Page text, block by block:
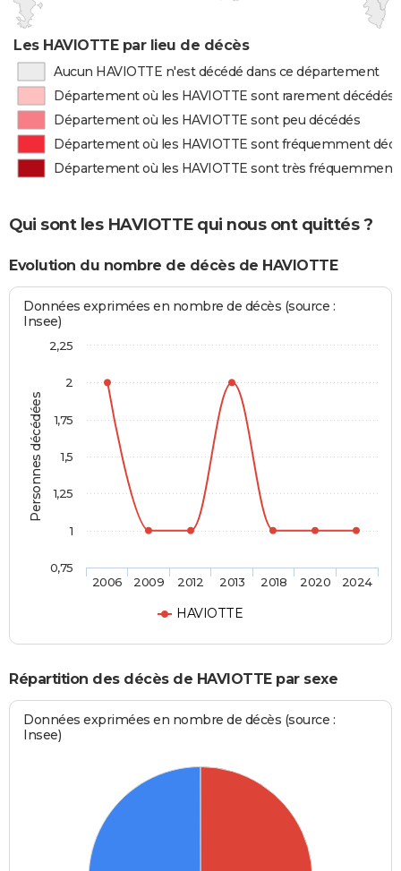
Les HAVIOTTE par lieu de décès
Aucun HAVIOTTE n'est décédé dans ce département
Département où les HAVIOTTE sont rarement décédés
Département où les HAVIOTTE sont peu décédés
Département où les HAVIOTTE sont fréquemment
Département où les HAVIOTTE sont très fréquemment
Qui sont les HAVIOTTE qui nous ont quittés ?
Evolution du nombre de décès de HAVIOTTE
Personnes décédées
Données exprimées en nombre de décès (source :
Insee)
HAVIOTTE
2006 2009 2012 2013 2018 2020 2024
0,75
1
1,25
1,5
1,75
2
2,25
Répartition des décès de HAVIOTTE par sexe
Données exprimées en nombre de décès (source :
Insee)